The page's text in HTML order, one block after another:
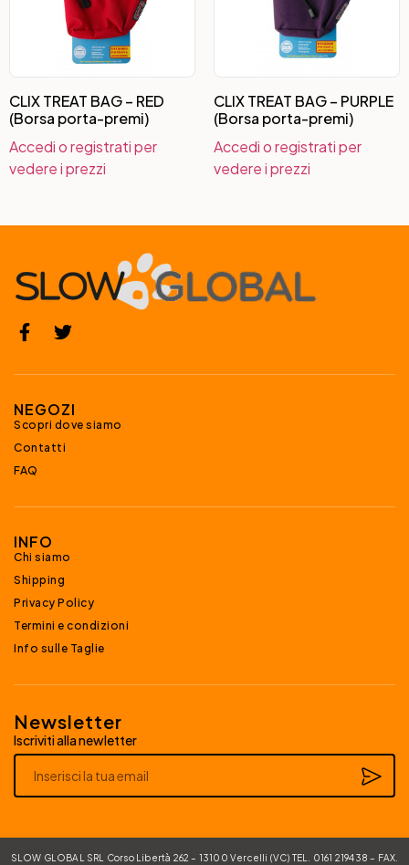
CLIX TREAT BAG – RED
(Borsa porta-premi)
Accedi o registrati per
vedere i prezzi
CLIX TREAT BAG – PURPLE
(Borsa porta-premi)
Accedi o registrati per
vedere i prezzi
NEGOZI
Scopri dove siamo
Contatti
FAQ
INFO
Chi siamo
Shipping
Privacy Policy
Termini e condizioni
Info sulle Taglie
Newsletter
Iscriviti alla newletter
SLOW GLOBAL SRL Corso Libertà 262 – 13100 Vercelli (VC) TEL. 0161 219438 – FAX.